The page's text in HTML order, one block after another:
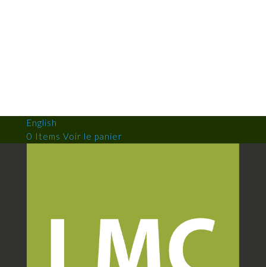
English
0 Items